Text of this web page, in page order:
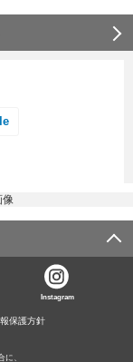
像
Instagram
保護方針
、